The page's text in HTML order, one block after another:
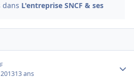
dans L'entreprise SNCF & ses
13 ans